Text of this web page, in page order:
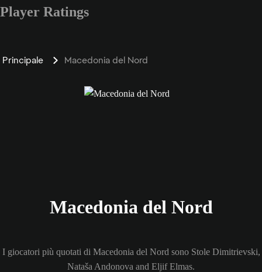
Player Ratings
Principale Macedonia del Nord
Macedonia del Nord
I giocatori più quotati di Macedonia del Nord sono Stole Dimitrievski,
Nataša Andonova and Eljif Elmas.